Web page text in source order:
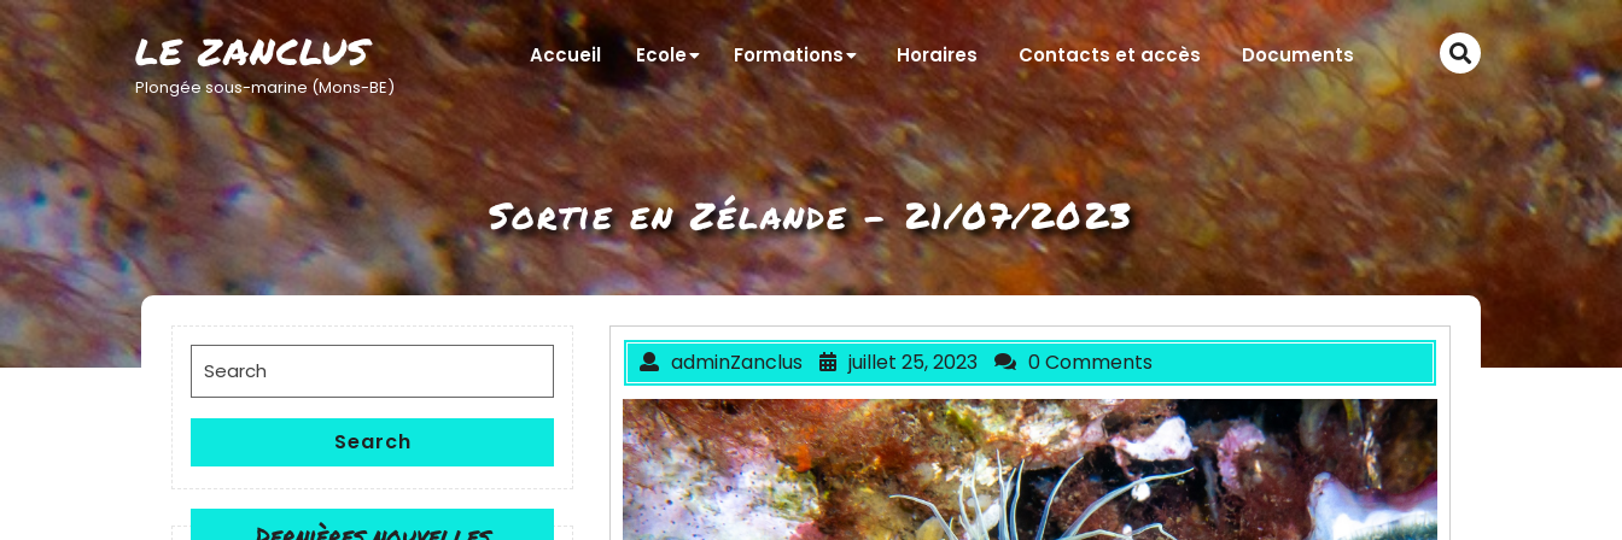
Skip
to
content
LE ZANCLUS
Plongée sous-marine (Mons-BE)
Accueil Ecole Formations Horaires Contacts et accès Documents
Sortie en Zélande – 21/07/2023
Search
for:
Search
adminZanclus juillet 25, 2023 0 Comments